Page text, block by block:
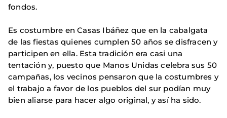
fondos.
Es costumbre en Casas Ibáñez que en la cabalgata
de las fiestas quienes cumplen 50 años se disfracen y
participen en ella. Esta tradición era casi una
tentación y, puesto que Manos Unidas celebra sus 50
campañas, los vecinos pensaron que la costumbres y
el trabajo a favor de los pueblos del sur podían muy
bien aliarse para hacer algo original, y así ha sido.